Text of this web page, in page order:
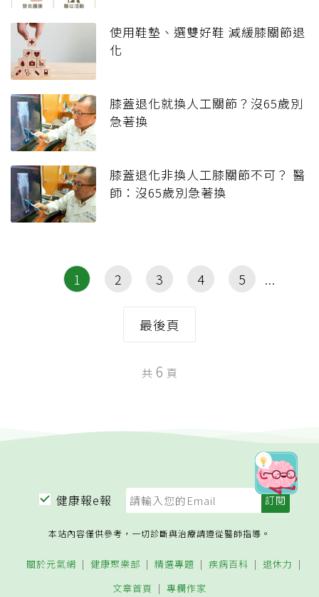
使用鞋墊、選雙好鞋 減緩膝關節退
化
膝蓋退化就換人工關節？沒65歲別
急著換
膝蓋退化非換人工膝關節不可？ 醫
師：沒65歲別急著換
1 2 3 4 5
最後頁
共 6 頁
健康報e報
本站內容僅供參考，一切診斷與治療請遵從醫師指導。
關於元氣網 健康聚樂部 精選專題 疾病百科
退休力
文章首頁
專欄作家